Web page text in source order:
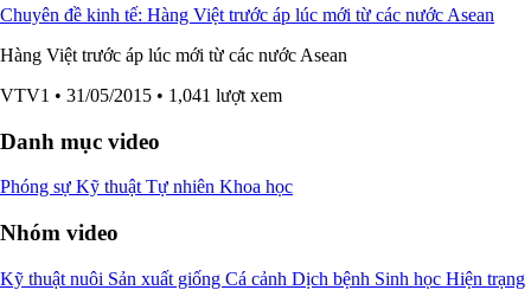
Chuyên đề kinh tế: Hàng Việt trước áp lúc mới từ các nước Asean
Hàng Việt trước áp lúc mới từ các nước Asean
VTV1 • 31/05/2015 • 1,041 lượt xem
Danh mục video
Phóng sự Kỹ thuật Tự nhiên Khoa học
Nhóm video
Kỹ thuật nuôi Sản xuất giống Cá cảnh Dịch bệnh Sinh học Hiện trạng